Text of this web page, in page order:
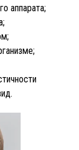
аппарата;